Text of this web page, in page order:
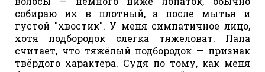
собираю их в плотный, а после мытья и
густой "хвостик". У меня симпатичное лицо,
хотя подбородок слегка тяжеловат. Папа
считает, что тяжёлый подбородок — признак
твёрдого характера. Судя по тому, как меня